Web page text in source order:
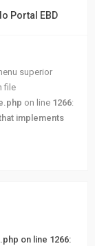
Portal EBD
superior
file
on line 1266:
implements
on line 1266: